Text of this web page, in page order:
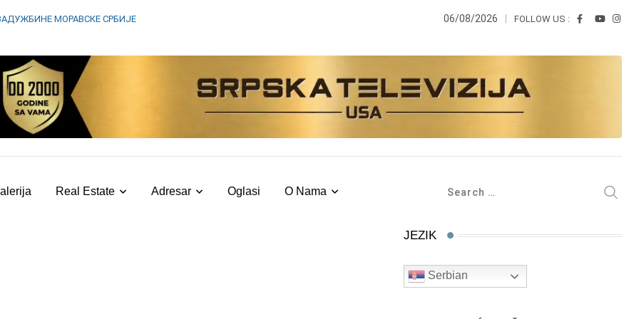
МОРАВСКЕ СРБИЈЕ 06/08/2026 FOLLOW US :
Real Estate Adresar Oglasi O Nama
JEZIK
Serbian